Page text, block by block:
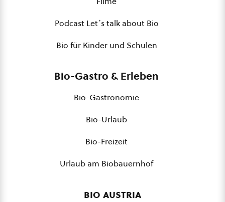
Podcast Let´s talk about Bio
Bio für Kinder und Schulen
Bio-Gastro & Erleben
Bio-Gastronomie
Bio-Urlaub
Bio-Freizeit
Urlaub am Biobauernhof
bio austria